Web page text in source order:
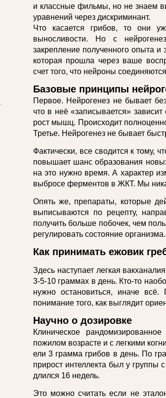
и классные фильмы, но не знаем
уравнений через дискриминант.
Что касается грибов, то они
выносливости. Но с
закрепление полученного опыта
которая прошла через ваше
счет того, что нейроны
Базовые принципы
Первое. Нейрогенез не бывает
что в неё «записывается»
рост мышц. Происходит
Третье. Нейрогенез не бывает
Фактически, все сводится к
повышает шанс образования
на это нужно время. А характер
выбросе ферментов в ЖКТ. Мы
Опять же, препараты, которые
выписываются по рецепту,
получить больше побочек, чем
регулировать состояние
Как принимать ежовик
Здесь наступает легкая
3-5-10 граммах в день. Кто-то
нужно остановиться, иначе
понимание того, как выглядит
Научно о дозировке
Клиническое
пожилом возрасте и с легкими
ели 3 грамма грибов в день. По
прирост интеллекта был у группы
длился 16 недель.
Это можно считать если не